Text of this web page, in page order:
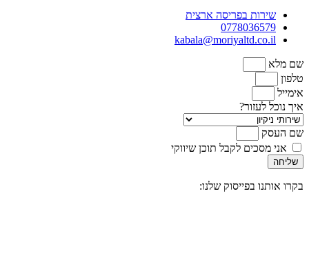
שירות בפריסה ארצית
0778036579
kabala@moriyaltd.co.il
שם מלא
טלפון
אימייל
איך נוכל לעזור?
שם העסק
אני מסכים לקבל תוכן שיווקי
שליחה
בקרו אותנו בפייסוק שלנו: